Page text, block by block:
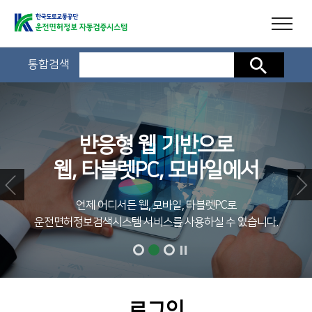
통합검색 검색
반응형 웹 기반으로
웹, 타블렛PC, 모바일에서
언제 어디서든 웹, 모바일, 타블렛PC로
운전면허정보검색시스템 서비스를 사용하실 수 있습니다.